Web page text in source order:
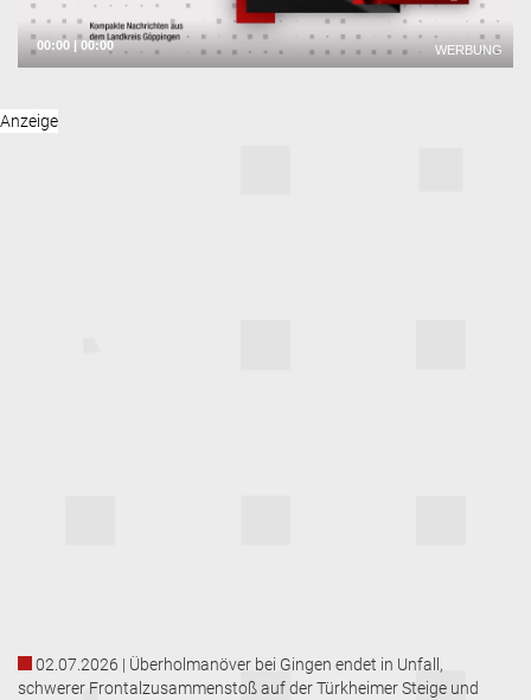
02.07.2026 | Überholmanöver bei Gingen endet in Unfall,
schwerer Frontalzusammenstoß auf der Türkheimer Steige und